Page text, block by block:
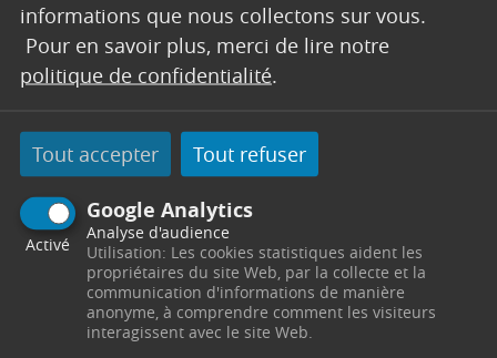
informations que nous collectons sur vous.
Pour en savoir plus, merci de lire notre
politique de confidentialité.
Tout accepter Tout refuser
Google Analytics
Activé
Analyse d'audience
Utilisation: Les cookies statistiques aident les
propriétaires du site Web, par la collecte et la
communication d'informations de manière
anonyme, à comprendre comment les visiteurs
interagissent avec le site Web.
CONTACT
SERVICE CULTURE
Office de Tourisme Château des Remparts -
Boulevard Etienne Boyer13530 Trets
Télephone : 04 42 61 23 78